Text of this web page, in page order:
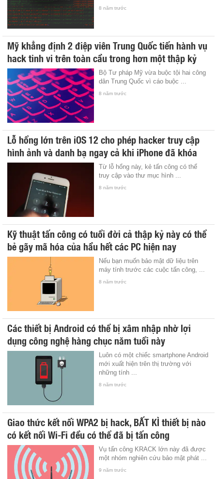
8 năm trước
Mỹ khẳng định 2 điệp viên Trung Quốc tiến hành vụ
hack tinh vi trên toàn cầu trong hơn một thập kỷ
Bộ Tư pháp Mỹ vừa buộc tội hai công
dân Trung Quốc vì cáo buộc ...
8 năm trước
Lỗ hổng lớn trên iOS 12 cho phép hacker truy cập
hình ảnh và danh bạ ngay cả khi iPhone đã khóa
Từ lỗ hổng này, kẻ tấn công có thể
truy cập vào thư mục hình ...
8 năm trước
Kỹ thuật tấn công có tuổi đời cả thập kỷ này có thể
bẻ gãy mã hóa của hầu hết các PC hiện nay
Nếu bạn muốn bảo mật dữ liệu trên
máy tính trước các cuộc tấn công, ...
8 năm trước
Các thiết bị Android có thể bị xâm nhập nhờ lợi
dụng công nghệ hàng chục năm tuổi này
Luôn có một chiếc smartphone Android
mới xuất hiện trên thị trường với
những tính ...
8 năm trước
Giao thức kết nối WPA2 bị hack, BẤT KÌ thiết bị nào
có kết nối Wi-Fi đều có thể đã bị tấn công
Vụ tấn công KRACK lớn này đã được
một nhóm nghiên cứu bảo mật phát ...
9 năm trước